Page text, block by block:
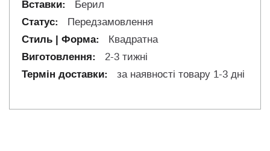
Берил
Передзамовлення
Квадратна
2-3 тижні
за наявності товару 1-3 дні